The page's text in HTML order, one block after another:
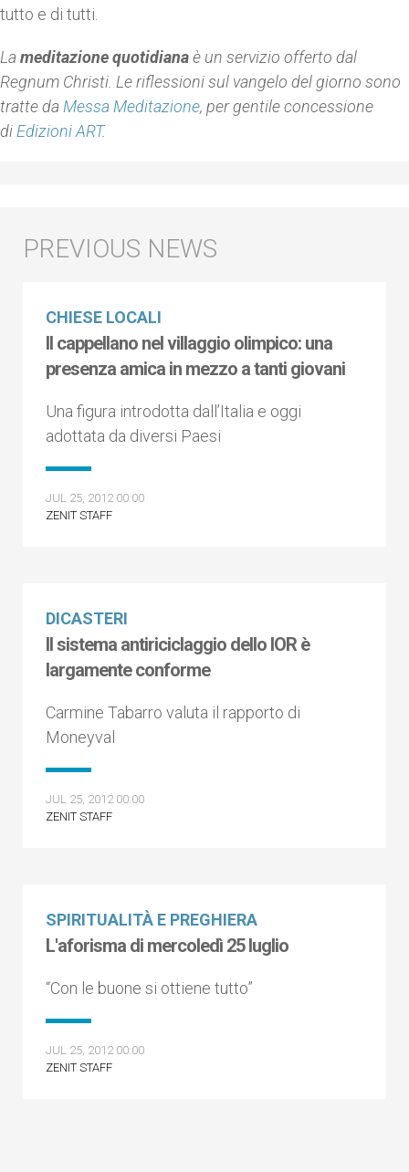
tutto e di tutti.
Lameditazione quotidianaè un servizio offerto dal
Regnum Christi. Le riflessioni sul vangelo del giorno sono
tratte da Messa Meditazione, per gentile concessione
di Edizioni ART.
CHIESE LOCALI
Il cappellano nel villaggio olimpico: una
presenza amica in mezzo a tanti giovani
Una figura introdotta dall’Italia e oggi
adottata da diversi Paesi
JUL 25, 2012 00:00
ZENIT STAFF
DICASTERI
Il sistema antiriciclaggio dello IOR è
largamente conforme
Carmine Tabarro valuta il rapporto di
Moneyval
JUL 25, 2012 00:00
ZENIT STAFF
SPIRITUALITÀ E PREGHIERA
L'aforisma di mercoledì 25 luglio
“Con le buone si ottiene tutto”
JUL 25, 2012 00:00
ZENIT STAFF